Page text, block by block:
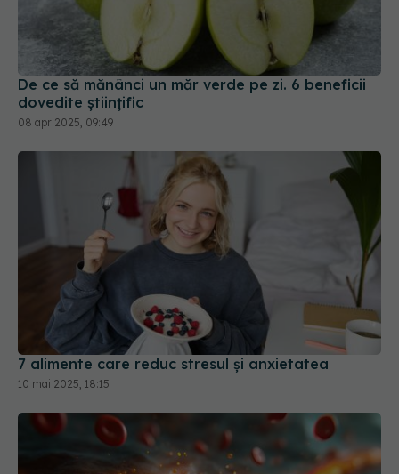
De ce să mănânci un măr verde pe zi. 6 beneficii
dovedite științific
08 apr 2025, 09:49
7 alimente care reduc stresul și anxietatea
10 mai 2025, 18:15